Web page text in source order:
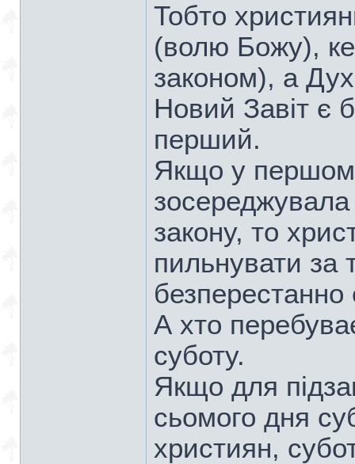
Тобто
(волю Божу),
законом), а
Новий Завіт є
перший.
Якщо у
закону, то
пильнувати за
А хто
суботу.
Якщо для
сьомого дня
християн,